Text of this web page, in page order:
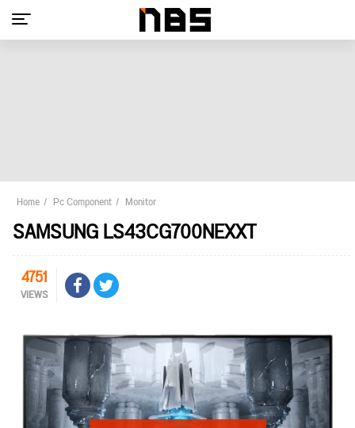
Home Pc Component Monitor
SAMSUNG LS43CG700NEXXT
4751
VIEWS